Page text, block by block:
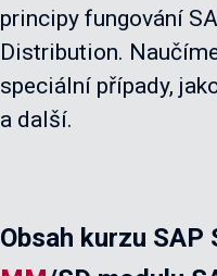
principy fungování
Distribution.
speciální případy,
a další.
Obsah kurzu SAP